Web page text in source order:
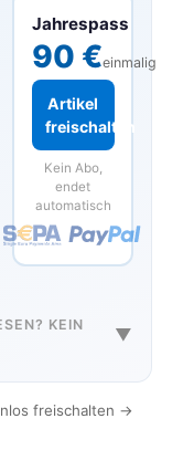
Jahrespass
90 €einmalig
Artikel
freischalten
Kein Abo,
endet
automatisch
KEIN
▼
freischalten →